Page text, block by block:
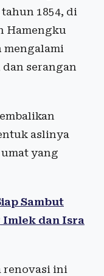
1854, di
Hamengku
mengalami
serangan
aslinya
yang
Sambut
Imlek dan Isra
renovasi ini